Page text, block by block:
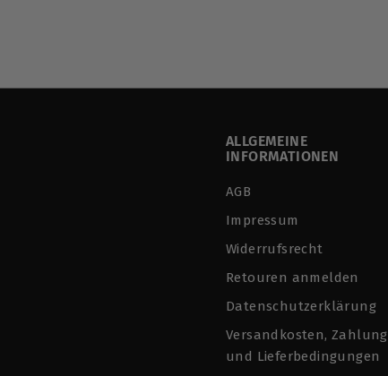
9
ALLGEMEINE
INFORMATIONEN
AGB
Impressum
Widerrufsrecht
Retouren anmelden
Datenschutzerklärung
Versandkosten, Zahlung
und Lieferbedingungen